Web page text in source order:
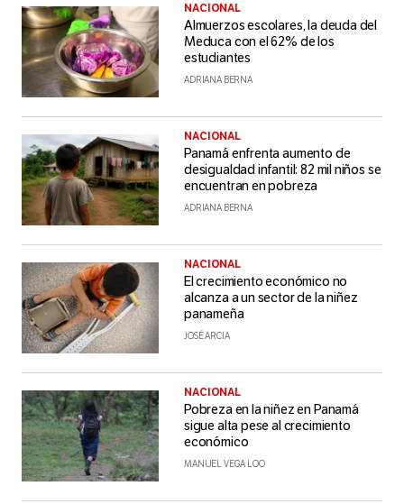
NACIONAL
Almuerzos escolares, la deuda del
Meduca con el 62% de los
estudiantes
ADRIANA BERNA
NACIONAL
Panamá enfrenta aumento de
desigualdad infantil: 82 mil niños se
encuentran en pobreza
ADRIANA BERNA
NACIONAL
El crecimiento económico no
alcanza a un sector de la niñez
panameña
JOSÉ ARCIA
NACIONAL
Pobreza en la niñez en Panamá
sigue alta pese al crecimiento
económico
MANUEL VEGA LOO